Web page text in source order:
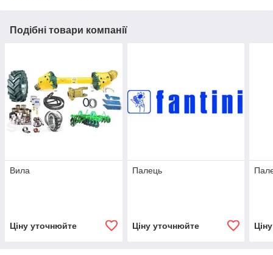
Подібні товари компанії
Вила
Ціну уточнюйте
Палець
Ціну уточнюйте